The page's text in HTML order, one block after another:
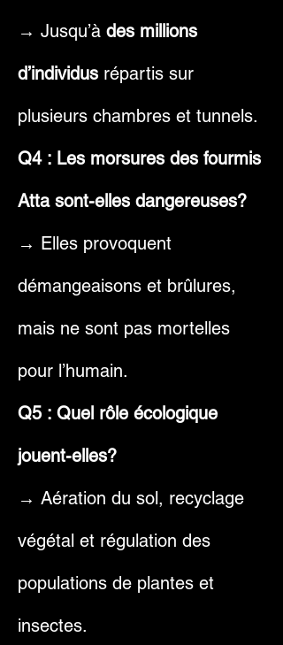
→ Jusqu’à des millions
d’individus répartis sur
plusieurs chambres et tunnels.
Q4 : Les morsures des fourmis
Atta sont-elles dangereuses?
→ Elles provoquent
démangeaisons et brûlures,
mais ne sont pas mortelles
pour l’humain.
Q5 : Quel rôle écologique
jouent-elles?
→ Aération du sol, recyclage
végétal et régulation des
populations de plantes et
insectes.